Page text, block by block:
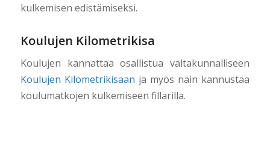
kulkemisen edistämiseksi.
Koulujen Kilometrikisa
Koulujen kannattaa osallistua valtakunnalliseen
Koulujen Kilometrikisaan ja myös näin kannustaa
koulumatkojen kulkemiseen fillarilla.